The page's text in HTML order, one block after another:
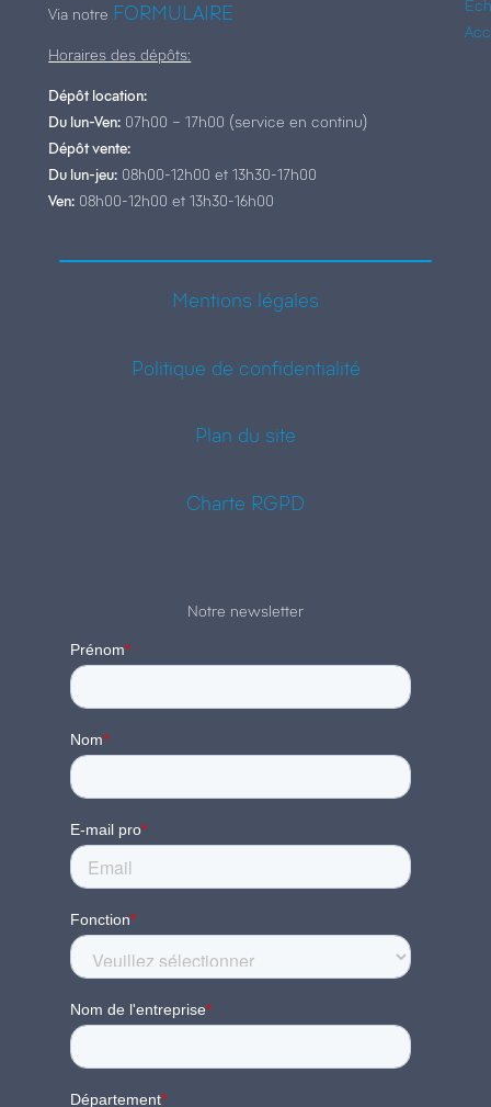
Via notre FORMULAIRE
Horaires des dépôts:
Dépôt location:
Du lun-Ven: 07h00 – 17h00 (service en continu)
Dépôt vente:
Du lun-jeu: 08h00-12h00 et 13h30-17h00
Ven: 08h00-12h00 et 13h30-16h00
Mentions légales
Politique de confidentialité
Plan du site
Charte RGPD
Notre newsletter